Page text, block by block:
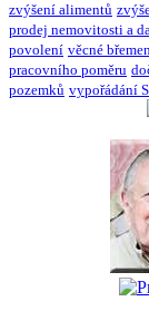
zvýšení alimentů
prodej nemovitosti a
povolení věcné
pracovního poměru
pozemků vypořádání